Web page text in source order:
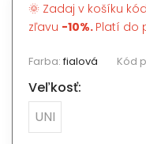
🌞 Zadaj v košíku
zľavu -10%. Platí do
Farba:fialová Kód
Veľkosť:
UNI